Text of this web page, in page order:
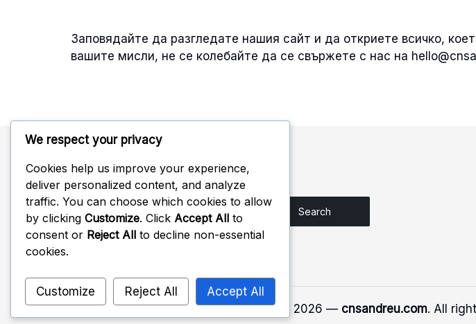
Заповядайте да разгледате нашия сайт и да откриете всичко,
вашите мисли, не се колебайте да се свържете с нас на
Търсене
Search
for:
Copyright 2026 — cnsandreu.com. All
We respect your privacy
Cookies help us improve your experience,
deliver personalized content, and analyze
traffic. You can choose which cookies to allow
by clicking Customize. Click Accept All to
consent or Reject All to decline non-essential
cookies.
Customize Reject All Accept All